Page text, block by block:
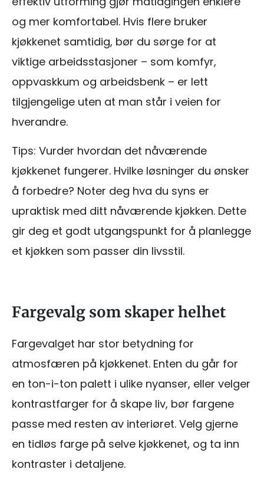
og mer komfortabel. Hvis flere bruker
kjøkkenet samtidig, bør du sørge for at
viktige arbeidsstasjoner – som komfyr,
oppvaskkum og arbeidsbenk – er lett
tilgjengelige uten at man står i veien for
hverandre.
Tips: Vurder hvordan det nåværende
kjøkkenet fungerer. Hvilke løsninger du ønsker
å forbedre? Noter deg hva du syns er
upraktisk med ditt nåværende kjøkken. Dette
gir deg et godt utgangspunkt for å planlegge
et kjøkken som passer din livsstil.
Fargevalg som skaper helhet
Fargevalget har stor betydning for
atmosfæren på kjøkkenet. Enten du går for
en ton-i-ton palett i ulike nyanser, eller velger
kontrastfarger for å skape liv, bør fargene
passe med resten av interiøret. Velg gjerne
en tidløs farge på selve kjøkkenet, og ta inn
kontraster i detaljene.